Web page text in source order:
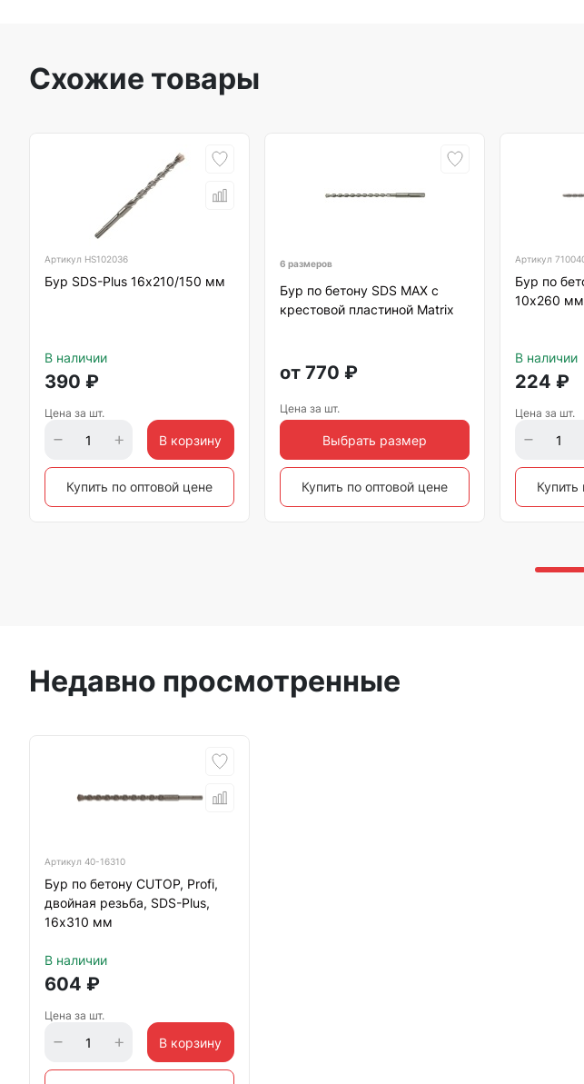
Схожие товары
Артикул HS102036
Бур SDS-Plus 16х210/150 мм
В наличии
390 ₽
Цена за шт.
В корзину
Купить по оптовой цене
6 размеров
Бур по бетону SDS MAX с
крестовой пластиной Matrix
от770 ₽
Цена за шт.
Выбрать размер
Купить по оптовой цене
Артикул
Бур по
10х260
В наличии
224 ₽
Цена за шт.
Купить
Недавно просмотренные
Артикул 40-16310
Бур по бетону CUTOP, Profi,
двойная резьба, SDS-Plus,
16х310 мм
В наличии
604 ₽
Цена за шт.
В корзину